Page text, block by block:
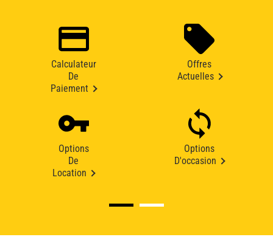
Calculateur
De
Paiement
Offres
Actuelles
Options
De
Location
Options
D'occasion